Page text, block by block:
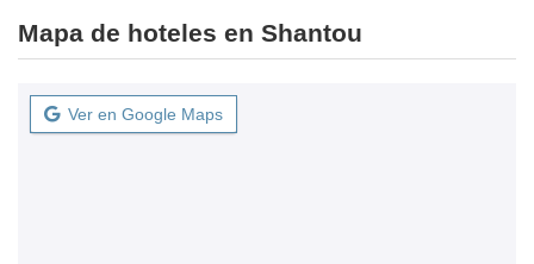
Mapa de hoteles en Shantou
Ver en Google Maps